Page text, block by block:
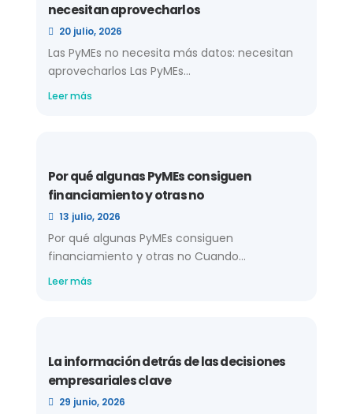
necesitan aprovecharlos
20 julio, 2026
Las PyMEs no necesita más datos: necesitan
aprovecharlos Las PyMEs...
Leer más
Por qué algunas PyMEs consiguen
financiamiento y otras no
13 julio, 2026
Por qué algunas PyMEs consiguen
financiamiento y otras no Cuando...
Leer más
La información detrás de las decisiones
empresariales clave
29 junio, 2026